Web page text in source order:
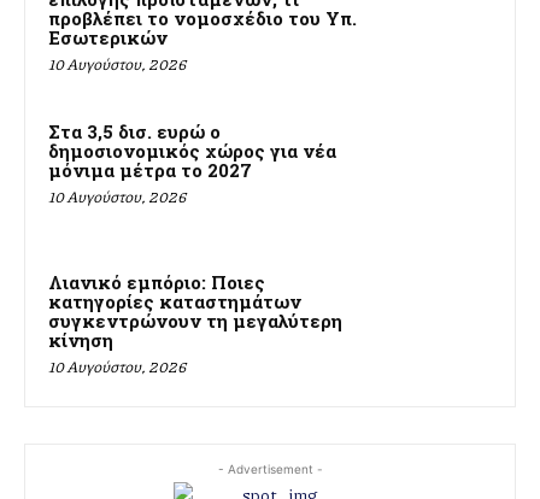
προβλέπει το νομοσχέδιο του Υπ.
Εσωτερικών
10 Αυγούστου, 2026
Στα 3,5 δισ. ευρώ ο
δημοσιονομικός χώρος για νέα
μόνιμα μέτρα το 2027
10 Αυγούστου, 2026
Λιανικό εμπόριο: Ποιες
κατηγορίες καταστημάτων
συγκεντρώνουν τη μεγαλύτερη
κίνηση
10 Αυγούστου, 2026
- Advertisement -